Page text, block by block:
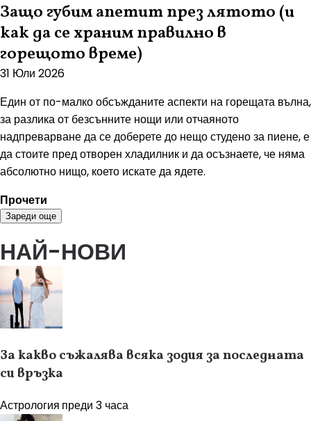
Защо губим апетит през лятото (и
как да се храним правилно в
горещото време)
31 Юли 2026
Един от по-малко обсъжданите аспекти на горещата вълна,
за разлика от безсънните нощи или отчаяното
надпреварване да се доберете до нещо студено за пиене, е
да стоите пред отворен хладилник и да осъзнаете, че няма
абсолютно нищо, което искате да ядете.
Прочети
Зареди още
НАЙ-НОВИ
За какво съжалява всяка зодия за последната
си връзка
Астрология преди 3 часа